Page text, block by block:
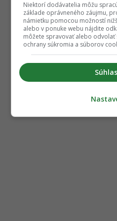
Niektorí dodávatelia môžu
základe oprávneného záujmu,
námietku pomocou možností
alebo v ponuke webu nájdite
môžete spravovať alebo odvolať
ochrany súkromia a súborov